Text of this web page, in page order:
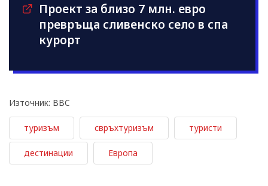
Проект за близо 7 млн. евро
превръща сливенско село в спа
курорт
Източник: BBC
туризъм свръхтуризъм туристи
дестинации Европа